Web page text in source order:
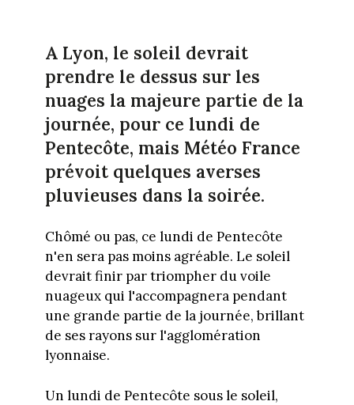
A Lyon, le soleil devrait
prendre le dessus sur les
nuages la majeure partie de la
journée, pour ce lundi de
Pentecôte, mais Météo France
prévoit quelques averses
pluvieuses dans la soirée.
Chômé ou pas, ce lundi de Pentecôte
n'en sera pas moins agréable. Le soleil
devrait finir par triompher du voile
nuageux qui l'accompagnera pendant
une grande partie de la journée, brillant
de ses rayons sur l'agglomération
lyonnaise.
Un lundi de Pentecôte sous le soleil,